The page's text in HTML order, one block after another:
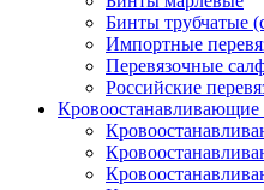
Бинты трубчатые
Импортные
Перевязочные
Российские
Кровоостанавливающие